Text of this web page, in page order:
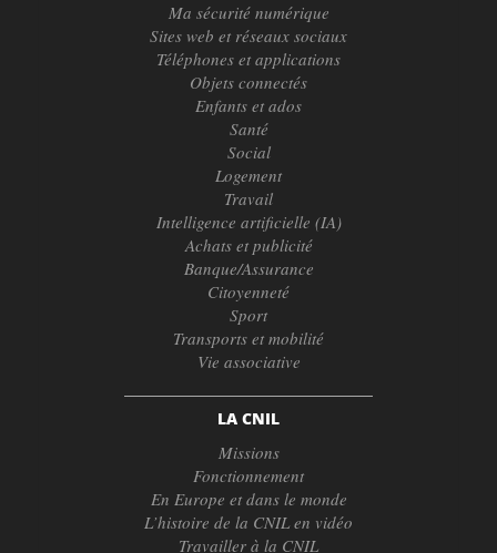
Ma sécurité numérique
Sites web et réseaux sociaux
Téléphones et applications
Objets connectés
Enfants et ados
Santé
Social
Logement
Travail
Intelligence artificielle (IA)
Achats et publicité
Banque/Assurance
Citoyenneté
Sport
Transports et mobilité
Vie associative
LA CNIL
Missions
Fonctionnement
En Europe et dans le monde
L’histoire de la CNIL en vidéo
Travailler à la CNIL